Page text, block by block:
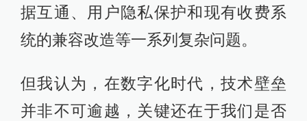
据互通、用户隐私保护和现有收费系
统的兼容改造等一系列复杂问题。
但我认为，在数字化时代，技术壁垒
并非不可逾越，关键还在于我们是否